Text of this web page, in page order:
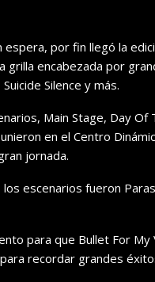
espera, por fin llegó la
grilla encabezada por
Silence y más.
Main Stage, Day
en el Centro
jornada.
escenarios fueron
para que Bullet For
recordar grandes